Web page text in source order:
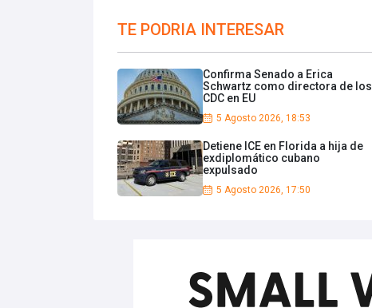
TE PODRIA INTERESAR
Confirma Senado a Erica
Schwartz como directora de los
CDC en EU
5 Agosto 2026, 18:53
Detiene ICE en Florida a hija de
exdiplomático cubano
expulsado
5 Agosto 2026, 17:50